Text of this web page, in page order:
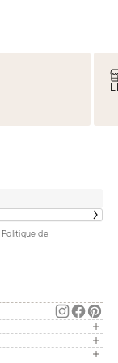
Politique de